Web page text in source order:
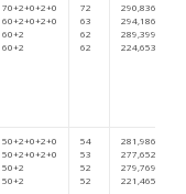
70+2+0+2+0
60+2+0+2+0
60+2
60+2
72
63
62
62
290,83685
294,18602
289,39995
224,65323
50+2+0+2+0
50+2+0+2+0
50+2
50+2
54
53
52
52
281,9864
277,65275
279,76994
221,46590